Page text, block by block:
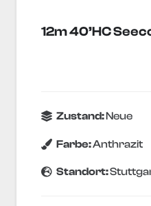
12m 40’HC
Zustand:Neue
Farbe:Anthrazit
Standort: